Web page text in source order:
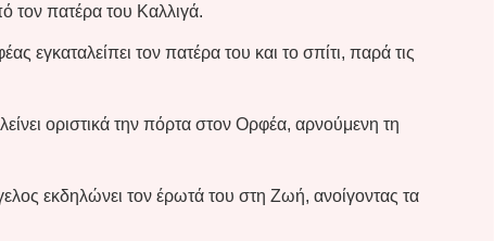
τον πατέρα του Καλλιγά.
εγκαταλείπει τον πατέρα του και το σπίτι, παρά τις
οριστικά την πόρτα στον Ορφέα, αρνούμενη τη
εκδηλώνει τον έρωτά του στη Ζωή, ανοίγοντας τα